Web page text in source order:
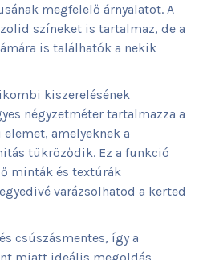
megfelelő árnyalatot. A
színeket is tartalmaz, de a
is találhatók a nekik
kiszerelésének
négyzetméter tartalmazza a
amelyeknek a
tükröződik. Ez a funkció
minták és textúrák
varázsolhatod a kerted
csúszásmentes, így a
miatt ideális megoldás